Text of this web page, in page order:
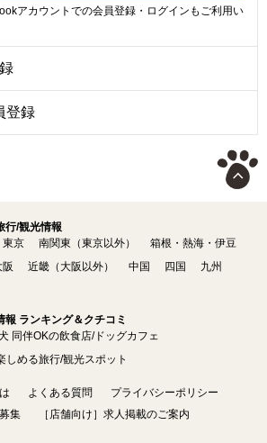
アカウントでの会員登録・ログインもご利用い
行/観光情報
東京 南関東（東京以外）
箱根・熱海・伊豆
近畿（大阪以外） 中国 四国
九州
ランキング＆クチコミ
同伴OKの飲食店/ドッグカフェ
しめる旅行/観光スポット
よくある質問
プライバシーポリシー
集 ［店舗向け］求人掲載のご案内